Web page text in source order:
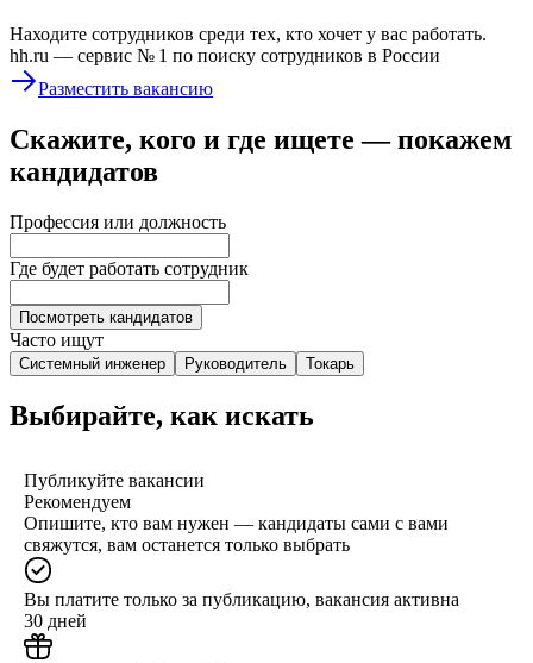
Находите сотрудников среди тех, кто хочет у вас работать.
hh.ru — сервис № 1 по поиску сотрудников в России
Разместить вакансию
Скажите, кого и где ищете — покажем
кандидатов
Профессия или должность
Где будет работать сотрудник
Посмотреть кандидатов
Часто ищут
Системный инженер Руководитель Токарь
Выбирайте, как искать
Публикуйте вакансии
Рекомендуем
Опишите, кто вам нужен — кандидаты сами с вами
свяжутся, вам останется только выбрать
Вы платите только за публикацию, вакансия активна
30 дней